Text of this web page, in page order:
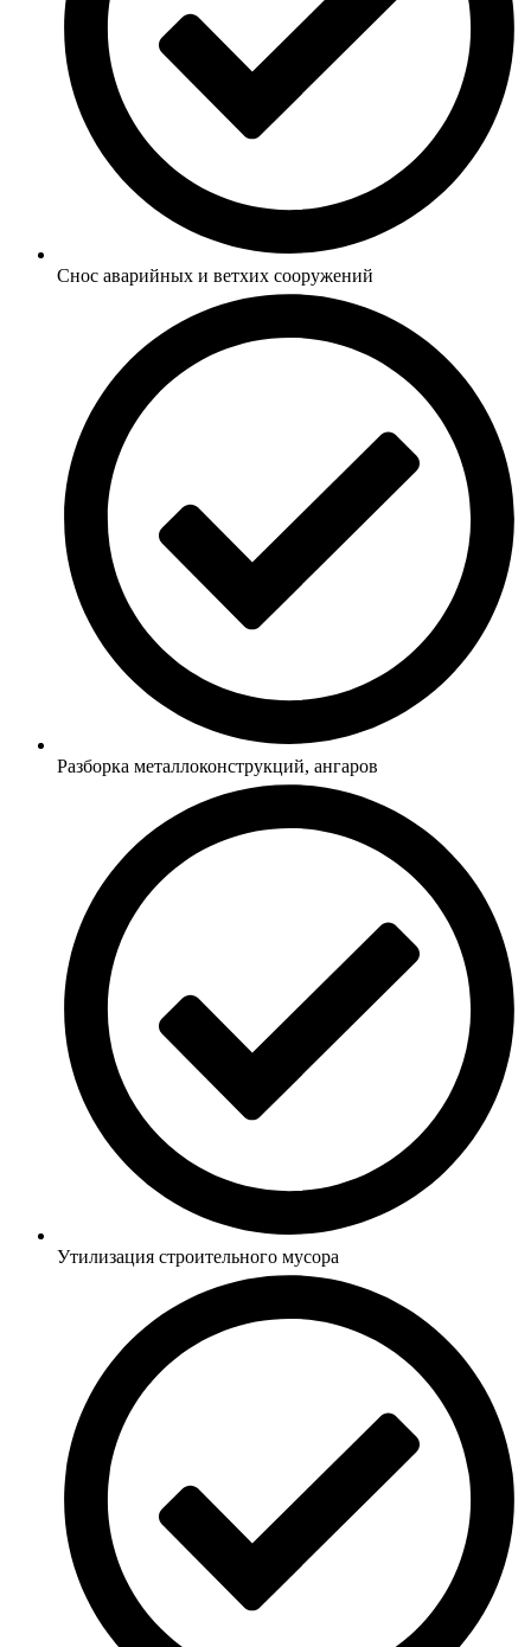
Снос аварийных и ветхих сооружений
Разборка металлоконструкций, ангаров
Утилизация строительного мусора